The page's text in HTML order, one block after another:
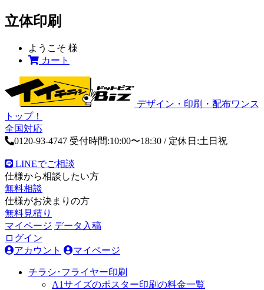
立体印刷
ようこそ 様
カート
デザイン・印刷・配布ワンス
トップ！
全国対応
0120-93-4747 受付時間:10:00〜18:30 / 定休日:土日祝
LINEでご相談
仕様から相談したい方
無料相談
仕様がお決まりの方
無料見積り
マイページ データ入稿
ログイン
アカウント
マイページ
チラシ･フライヤー印刷
A1サイズのポスター印刷の料金一覧